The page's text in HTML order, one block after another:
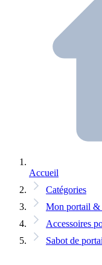
Accueil
Catégories
Mon portail &
Accessoires
Sabot de